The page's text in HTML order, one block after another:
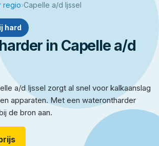
regio›Capelle a/d Ijssel
hard
in Capelle a/d
a/d Ijssel zorgt al snel voor kalkaanslag
apparaten. Met een waterontharder
de bron aan.